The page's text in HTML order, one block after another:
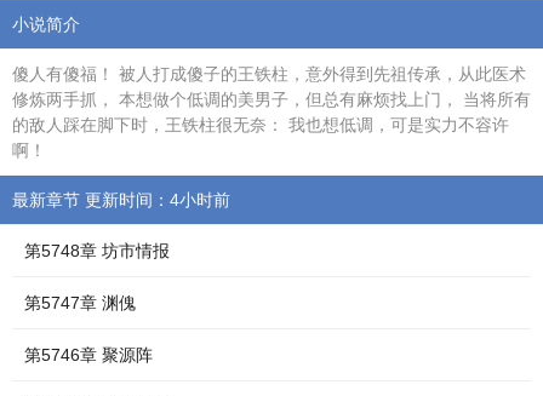
小说简介
傻人有傻福！ 被人打成傻子的王铁柱，意外得到先祖传承，从此医术
修炼两手抓， 本想做个低调的美男子，但总有麻烦找上门， 当将所有
的敌人踩在脚下时，王铁柱很无奈： 我也想低调，可是实力不容许
啊！
最新章节 更新时间：4小时前
第5748章 坊市情报
第5747章 渊傀
第5746章 聚源阵